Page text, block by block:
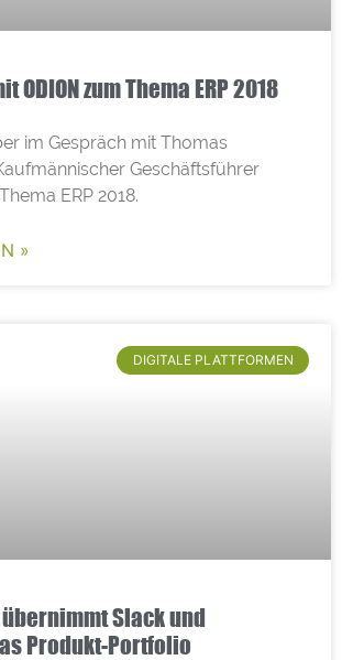
ODION zum Thema ERP 2018
im Gespräch mit Thomas
Geschäftsführer
ERP 2018.
»
DIGITALE PLATTFORMEN
Slack und
Produkt-Portfolio